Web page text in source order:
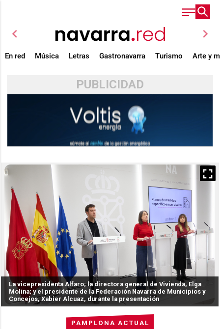
chevron_left chevron_right
En red Música Letras Gastronavarra Turismo Arte y
PUBLICIDAD
PAMPLONA ACTUAL
La vicepresidenta Alfaro; la directora general de Vivienda, Elga
Molina; y el presidente de la Federación Navarra de Municipios y
Concejos, Xabier Alcuaz, durante la presentación